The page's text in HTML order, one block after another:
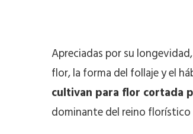
Apreciadas por su
flor, la forma del follaje y el
cultivan para flor cortada
dominante del reino florístico